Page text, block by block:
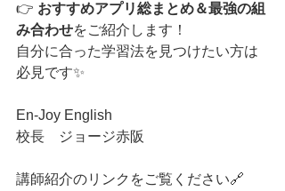
👉 おすすめアプリ総まとめ＆最強の組
み合わせをご紹介します！
自分に合った学習法を見つけたい方は
必見です✨
En-Joy English
校長　ジョージ赤阪
講師紹介のリンクをご覧ください🔗